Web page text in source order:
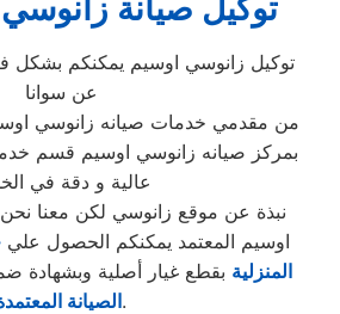
توكيل صيانة زانوسي
توكيل زانوسي اوسيم يمكنكم بشكل
عن سوانا
من مقدمي خدمات صيانه زانوسي
بمركز صيانه زانوسي اوسيم قسم
عالية و دقة في
نبذة عن موقع زانوسي لكن معنا
اوسيم المعتمد يمكنكم الحصول علي
المنزلية بقطع غيار أصلية وبشهادة
الصيانة.